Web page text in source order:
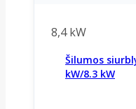
8,4 kW
Šilumos
kW/8.3 kW